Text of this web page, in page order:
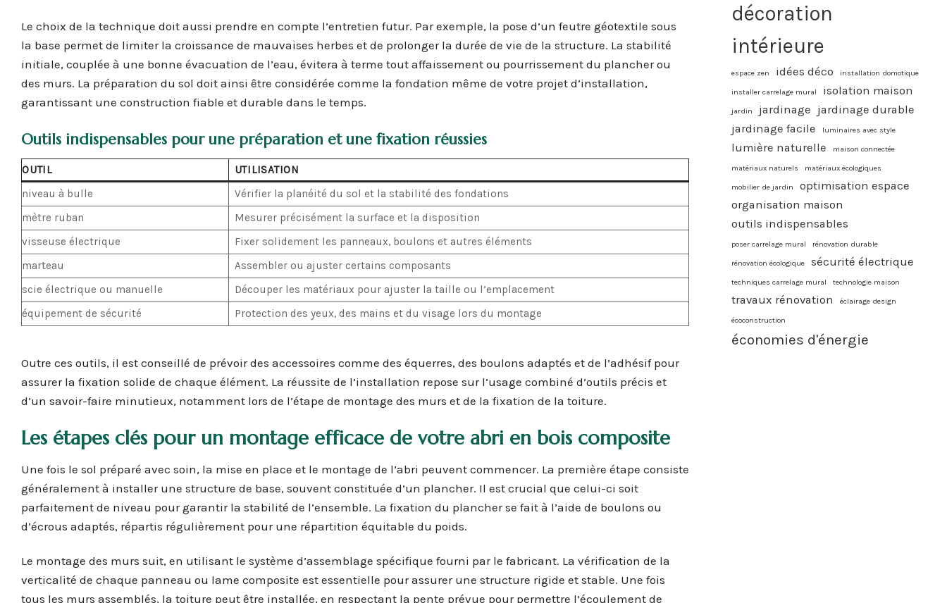
Le choix de la technique doit aussi prendre en compte l’entretien futur. Par exemple, la pose d’un feutre géotextile sous
la base permet de limiter la croissance de mauvaises herbes et de prolonger la durée de vie de la structure. La stabilité
initiale, couplée à une bonne évacuation de l’eau, évitera à terme tout affaissement ou pourrissement du plancher ou
des murs. La préparation du sol doit ainsi être considérée comme la fondation même de votre projet d’installation,
garantissant une construction fiable et durable dans le temps.
Outils indispensables pour une préparation et une fixation réussies
OUTIL
UTILISATION
niveau à bulle
Vérifier la planéité du sol et la stabilité des fondations
mètre ruban
Mesurer précisément la surface et la disposition
visseuse électrique
Fixer solidement les panneaux, boulons et autres éléments
marteau
Assembler ou ajuster certains composants
scie électrique ou manuelle
Découper les matériaux pour ajuster la taille ou l’emplacement
équipement de sécurité
Protection des yeux, des mains et du visage lors du montage
Outre ces outils, il est conseillé de prévoir des accessoires comme des équerres, des boulons adaptés et de l’adhésif pour
assurer la fixation solide de chaque élément. La réussite de l’installation repose sur l’usage combiné d’outils précis et
d’un savoir-faire minutieux, notamment lors de l’étape de montage des murs et de la fixation de la toiture.
Les étapes clés pour un montage efficace de votre abri en bois composite
Une fois le sol préparé avec soin, la mise en place et le montage de l’abri peuvent commencer. La première étape consiste
généralement à installer une structure de base, souvent constituée d’un plancher. Il est crucial que celui-ci soit
parfaitement de niveau pour garantir la stabilité de l’ensemble. La fixation du plancher se fait à l’aide de boulons ou
d’écrous adaptés, répartis régulièrement pour une répartition équitable du poids.
Le montage des murs suit, en utilisant le système d’assemblage spécifique fourni par le fabricant. La vérification de la
verticalité de chaque panneau ou lame composite est essentielle pour assurer une structure rigide et stable. Une fois
tous les murs assemblés, la toiture peut être installée, en respectant la pente prévue pour permettre l’écoulement de
décoration
intérieure
espace zen idées déco installation domotique
installer carrelage mural isolation maison
jardin jardinage jardinage durable
jardinage facile
luminaires avec style
lumière naturelle maison connectée
matériaux naturels matériaux écologiques
mobilier de jardin
optimisation espace
organisation maison
outils indispensables
poser carrelage mural rénovation durable
rénovation écologique sécurité électrique
techniques carrelage mural technologie maison
travaux rénovation éclairage design
écoconstruction
économies d'énergie